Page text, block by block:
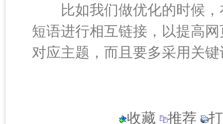
比如我们做优化的时候，
短语进行相互链接，以提高
对应主题，而且要多采用关
收藏 推荐